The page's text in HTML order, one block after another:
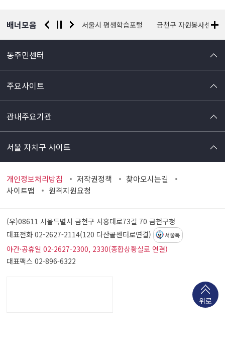
배너모음
찰청 유실물 통합포털 서울시 평생학습포털 금천구 자원봉사센터
동주민센터
주요사이트
관내주요기관
서울 자치구 사이트
개인정보처리방침 저작권정책
찾아오시는길
사이트맵
원격지원요청
위로
(우)08611 서울특별시 금천구 시흥대로73길 70금천구청
대표전화 02-2627-2114(120 다산콜센터로연결)
서울톡
야간·공휴일 02-2627-2300, 2330(종합상황실로 연결)
대표팩스 02-896-6322